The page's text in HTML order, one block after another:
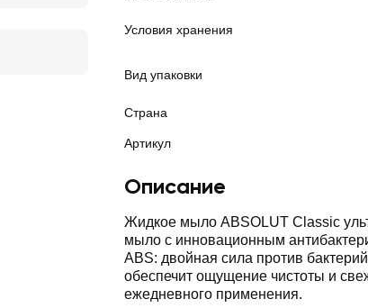
Условия хранения
Вид упаковки
Страна
Артикул
Описание
Жидкое мыло ABSOLUT Classic
мыло с инновационным
ABS: двойная сила против
обеспечит ощущение чистоты и
ежедневного применения.